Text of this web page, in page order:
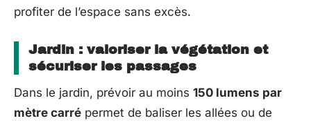
profiter de l’espace sans excès.
Jardin : valoriser la végétation et
sécuriser les passages
Dans le jardin, prévoir au moins 150 lumens par
mètre carré permet de baliser les allées ou de